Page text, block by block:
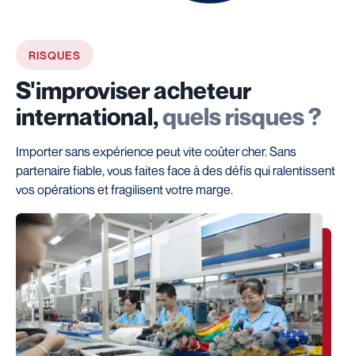
RISQUES
S'improviser acheteur
international,quels risques ?
Importer sans expérience peut vite coûter cher. Sans
partenaire fiable, vous faites face à des défis qui ralentissent
vos opérations et fragilisent votre marge.